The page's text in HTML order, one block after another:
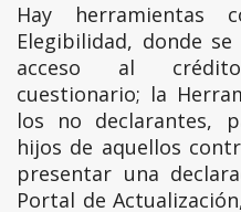
Hay herramientas
Elegibilidad, donde
acceso al
cuestionario; la
los no declarantes,
hijos de aquellos
presentar una
Portal de